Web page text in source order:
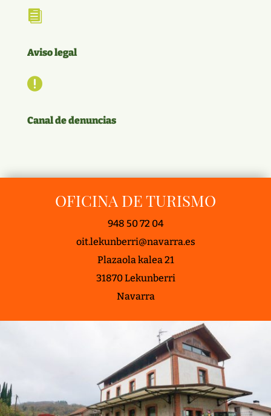

Aviso legal

Canal de denuncias
OFICINA DE TURISMO
948 50 72 04
oit.lekunberri@navarra.es
Plazaola kalea 21
31870 Lekunberri
Navarra